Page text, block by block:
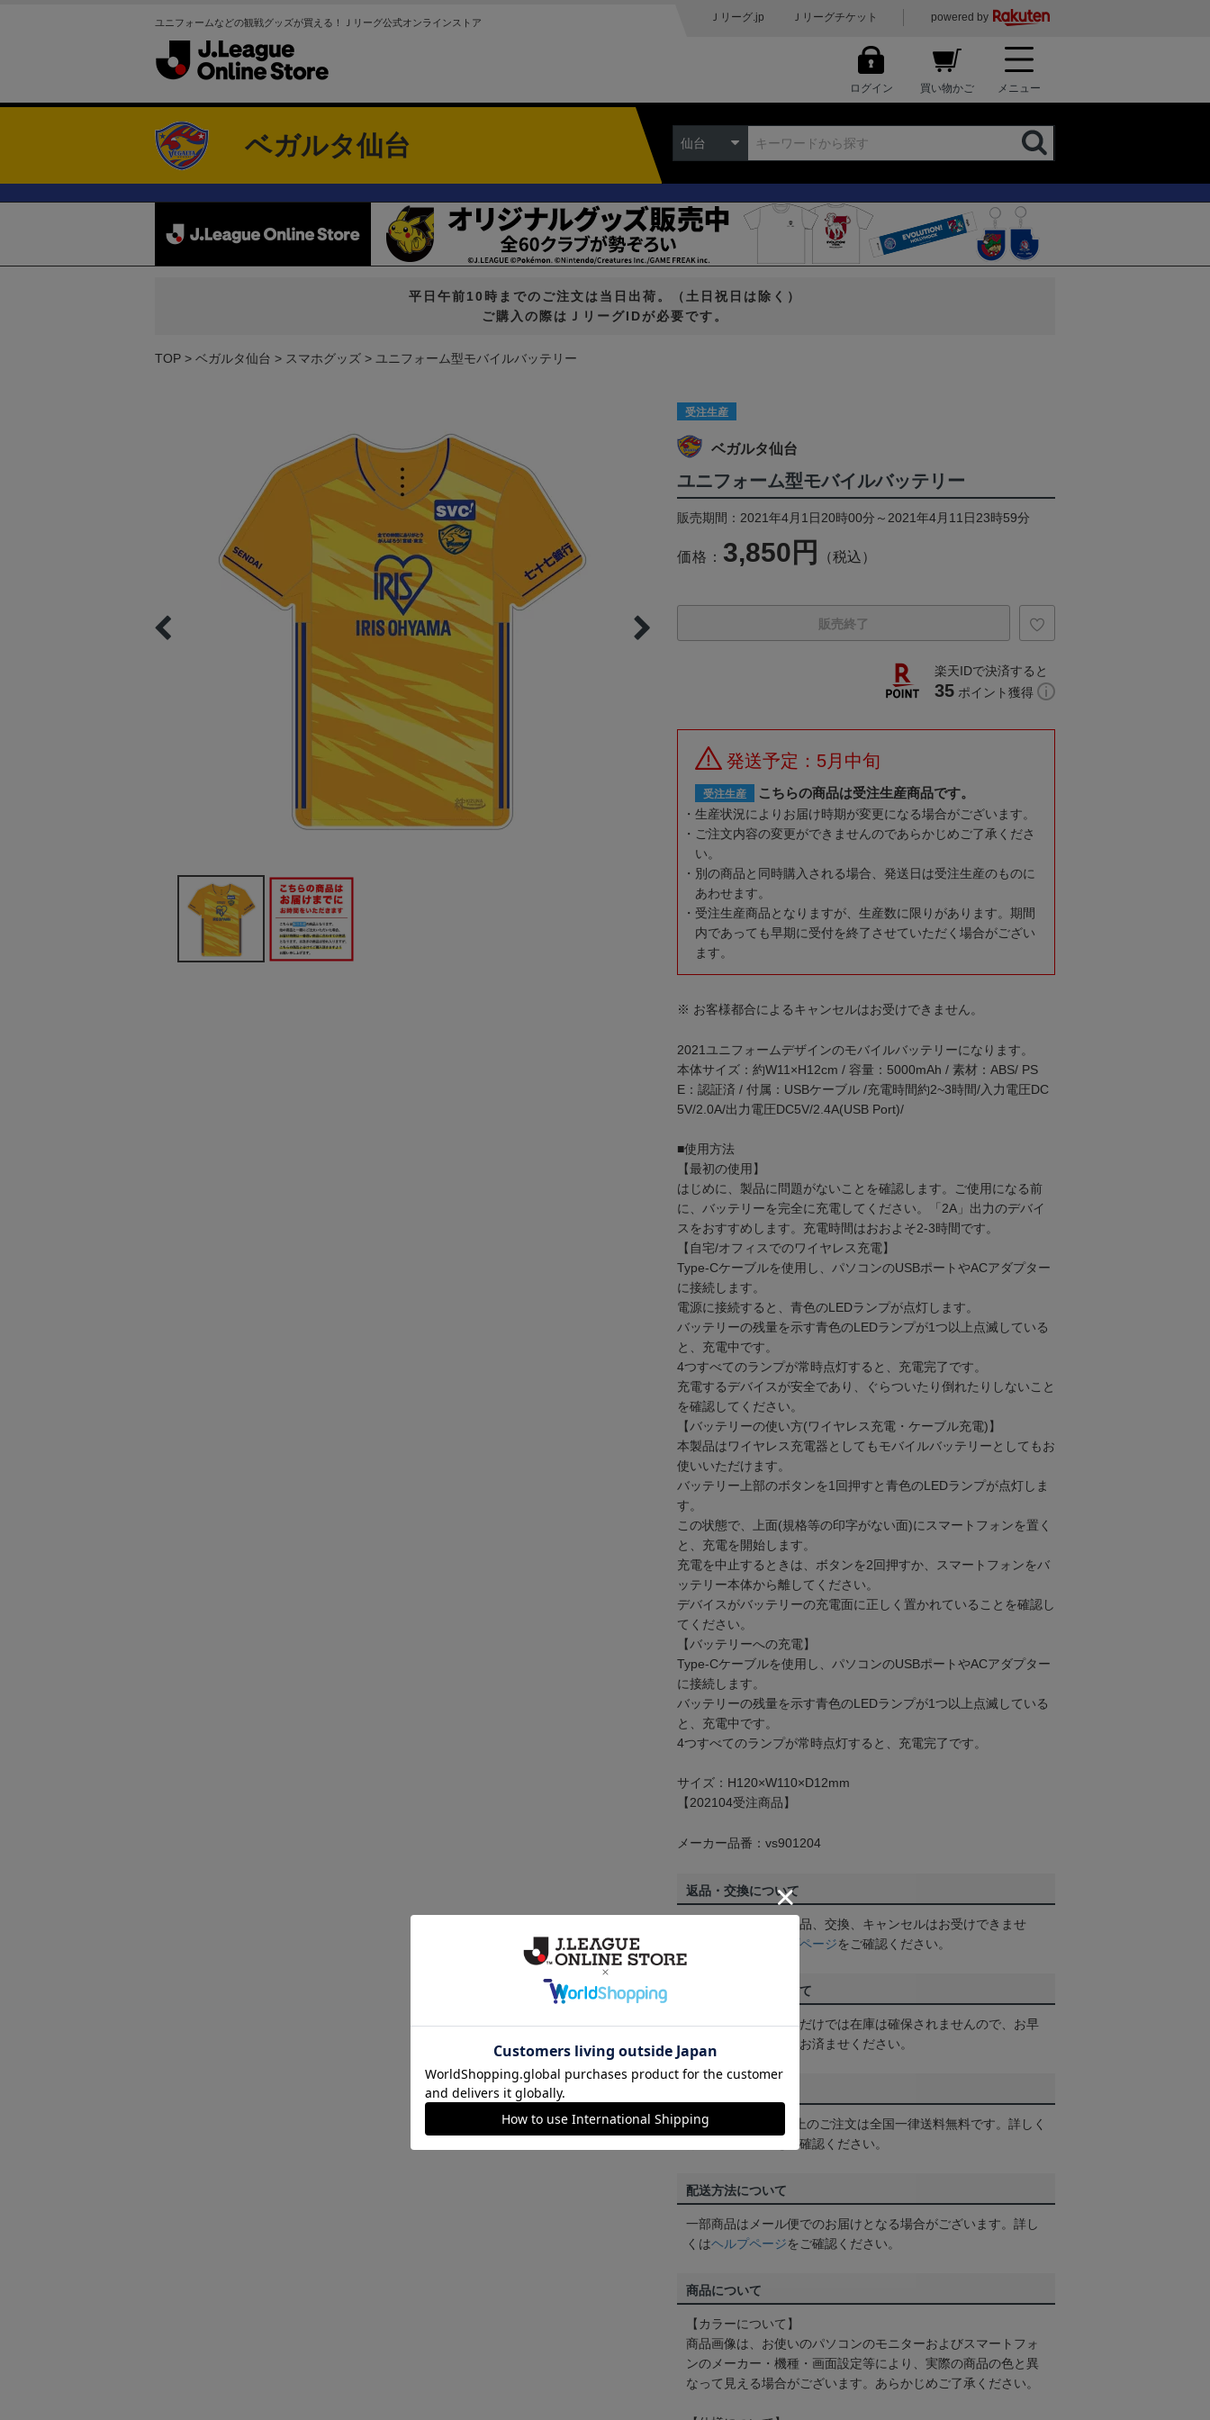
ユニフォームなどの観戦グッズが買える！Ｊリーグ公式オンラインストア Ｊリーグ.jp Ｊリーグチケット powered by
ログイン 買い物かご メニュー
ベガルタ仙台 仙台
平日午前10時までのご注文は当日出荷。（土日祝日は除く）
ご購入の際はＪリーグIDが必要です。
TOP ベガルタ仙台 スマホグッズ ユニフォーム型モバイルバッテリー
受注生産
ベガルタ仙台
ユニフォーム型モバイルバッテリー
販売期間：2021年4月1日20時00分～2021年4月11日23時59分
価格： 3,850円 （税込）
販売終了
楽天IDで決済すると
35 ポイント獲得
発送予定：5月中旬
受注生産 こちらの商品は受注生産商品です。
生産状況によりお届け時期が変更になる場合がございます。
ご注文内容の変更ができませんのであらかじめご了承くださ
い。
別の商品と同時購入される場合、発送日は受注生産のものに
あわせます。
受注生産商品となりますが、生産数に限りがあります。期間
内であっても早期に受付を終了させていただく場合がござい
ます。
※ お客様都合によるキャンセルはお受けできません。
2021ユニフォームデザインのモバイルバッテリーになります。
本体サイズ：約W11×H12cm / 容量：5000mAh / 素材：ABS/ PS
E：認証済 / 付属：USBケーブル /充電時間約2~3時間/入力電圧DC
5V/2.0A/出力電圧DC5V/2.4A(USB Port)/
■使用方法
【最初の使用】
はじめに、製品に問題がないことを確認します。ご使用になる前
に、バッテリーを完全に充電してください。「2A」出力のデバイ
スをおすすめします。充電時間はおおよそ2-3時間です。
【自宅/オフィスでのワイヤレス充電】
Type-Cケーブルを使用し、パソコンのUSBポートやACアダプター
に接続します。
電源に接続すると、青色のLEDランプが点灯します。
バッテリーの残量を示す青色のLEDランプが1つ以上点滅している
と、充電中です。
4つすべてのランプが常時点灯すると、充電完了です。
充電するデバイスが安全であり、ぐらついたり倒れたりしないこと
を確認してください。
【バッテリーの使い方(ワイヤレス充電・ケーブル充電)】
本製品はワイヤレス充電器としてもモバイルバッテリーとしてもお
使いいただけます。
バッテリー上部のボタンを1回押すと青色のLEDランプが点灯しま
す。
この状態で、上面(規格等の印字がない面)にスマートフォンを置く
と、充電を開始します。
充電を中止するときは、ボタンを2回押すか、スマートフォンをバ
ッテリー本体から離してください。
デバイスがバッテリーの充電面に正しく置かれていることを確認し
てください。
【バッテリーへの充電】
Type-Cケーブルを使用し、パソコンのUSBポートやACアダプター
に接続します。
バッテリーの残量を示す青色のLEDランプが1つ以上点滅している
と、充電中です。
4つすべてのランプが常時点灯すると、充電完了です。
サイズ：H120×W110×D12mm
【202104受注商品】
メーカー品番：vs901204
返品・交換について
お客様都合による返品、交換、キャンセルはお受けできませ
ヘルプページをご確認ください。
ご注文の確定について
買い物かごに入れるだけでは在庫は確保されませんので、お早
めにご購入手続きをお済ませください。
3,980円（税込）以上のご注文は全国一律送料無料です。詳しく
をご確認ください。
配送方法について
一部商品はメール便でのお届けとなる場合がございます。詳し
くはヘルプページをご確認ください。
商品について
【カラーについて】
商品画像は、お使いのパソコンのモニターおよびスマートフォ
ンのメーカー・機種・画面設定等により、実際の商品の色と異
なって見える場合がございます。あらかじめご了承ください。